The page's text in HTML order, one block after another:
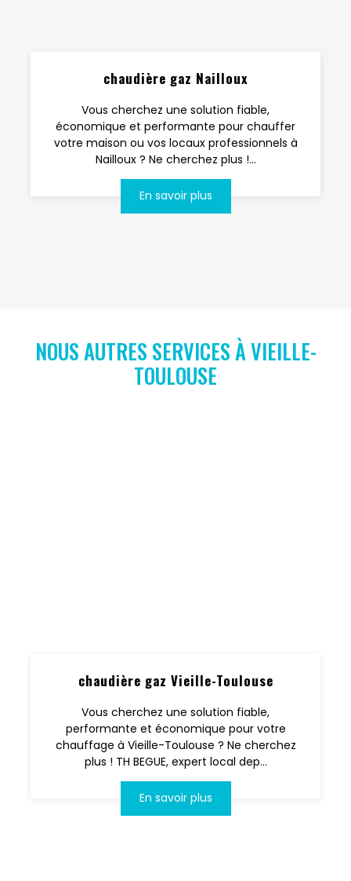
chaudière gaz Nailloux
Vous cherchez une solution fiable,
économique et performante pour chauffer
votre maison ou vos locaux professionnels à
Nailloux ? Ne cherchez plus !...
En savoir plus
NOUS AUTRES SERVICES À VIEILLE-
TOULOUSE
chaudière gaz Vieille-Toulouse
Vous cherchez une solution fiable,
performante et économique pour votre
chauffage à Vieille-Toulouse ? Ne cherchez
plus ! TH BEGUE, expert local dep...
En savoir plus